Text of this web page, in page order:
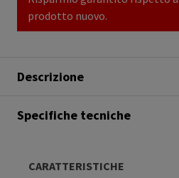
prodotto nuovo.
Descrizione
Specifiche tecniche
CARATTERISTICHE